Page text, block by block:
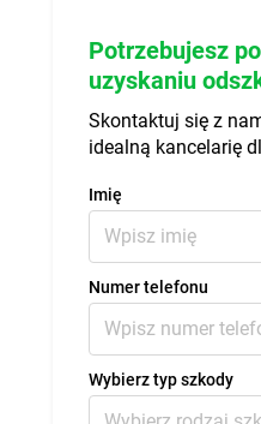
Potrzebujesz
uzyskaniu
Skontaktuj się z
idealną kancelarię
Imię
Numer telefonu
Wybierz typ szkody